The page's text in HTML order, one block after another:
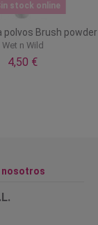
stock online
polvos Brush powder
Wet n Wild
4,50 €
nosotros